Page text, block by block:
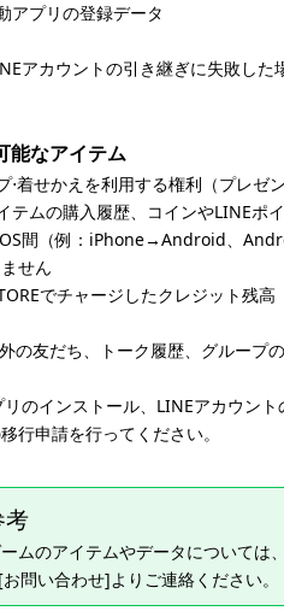
アプリの登録データ
アカウントの引き継ぎに失敗し
能なアイテム
⋅着せかえを利用する権利（プレゼ
テムの購入履歴、コインやLINEポ
間（例：iPhone→Android、
せん
でチャージしたクレジット残高
の友だち、トーク履歴、グループ
リのインストール、LINEアカウン
行申請を行ってください。
考
ムのアイテムやデータについては
問い合わせ]よりご連絡ください。